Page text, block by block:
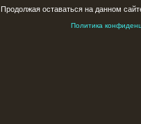
Продолжая оставаться на данном
Политика